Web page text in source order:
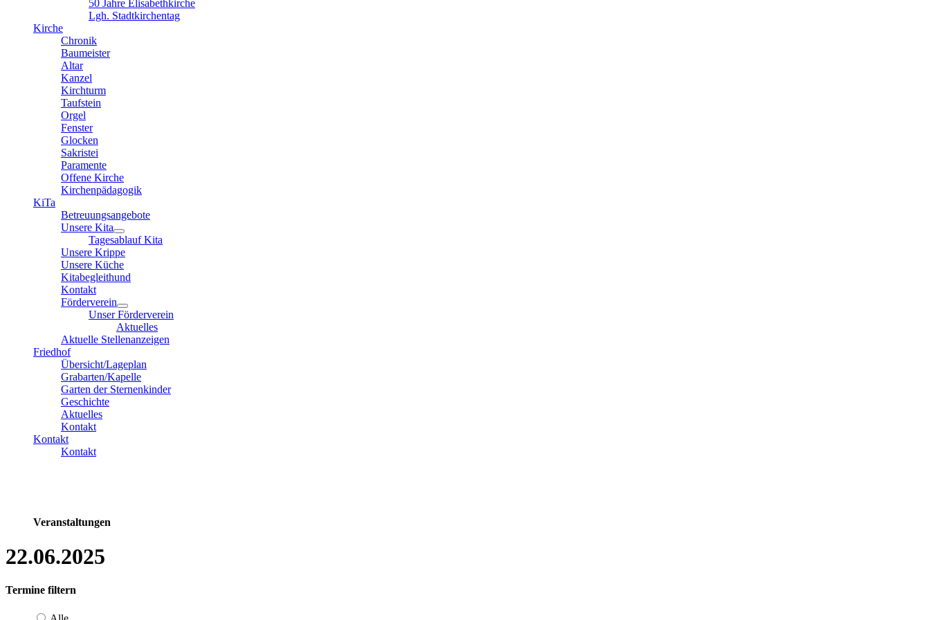
50 Jahre Elisabethkirche
Lgh. Stadtkirchentag
Kirche
Chronik
Baumeister
Altar
Kanzel
Kirchturm
Taufstein
Orgel
Fenster
Glocken
Sakristei
Paramente
Offene Kirche
Kirchenpädagogik
KiTa
Betreuungsangebote
Unsere Kita
Tagesablauf Kita
Unsere Krippe
Unsere Küche
Kitabegleithund
Kontakt
Förderverein
Unser Förderverein
Aktuelles
Aktuelle Stellenanzeigen
Friedhof
Übersicht/Lageplan
Grabarten/Kapelle
Garten der Sternenkinder
Geschichte
Aktuelles
Kontakt
Kontakt
Kontakt
Veranstaltungen
22.06.2025
Termine filtern